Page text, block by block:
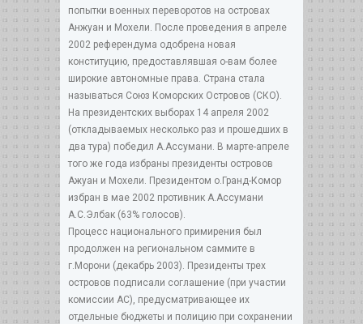
попытки военных переворотов на островах
Анжуан и Мохели. После проведения в апреле
2002 референдума одобрена новая
конституцию, предоставлявшая о-вам более
широкие автономные права. Страна стала
называться Союз Коморских Островов (СКО).
На президентских выборах 14 апреля 2002
(откладываемых несколько раз и прошедших в
два тура) победил А.Ассумани. В марте-апреле
того же года избраны президенты островов
Ажуан и Мохели. Президентом о.Гранд-Комор
избран в мае 2002 противник А.Ассумани
А.С.Элбак (63% голосов).
Процесс национального примирения был
продолжен на региональном саммите в
г.Морони (декабрь 2003). Президенты трех
островов подписали соглашение (при участии
комиссии АС), предусматривающее их
отдельные бюджеты и полицию при сохранении